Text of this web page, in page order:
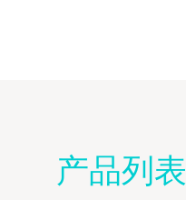
产品列表